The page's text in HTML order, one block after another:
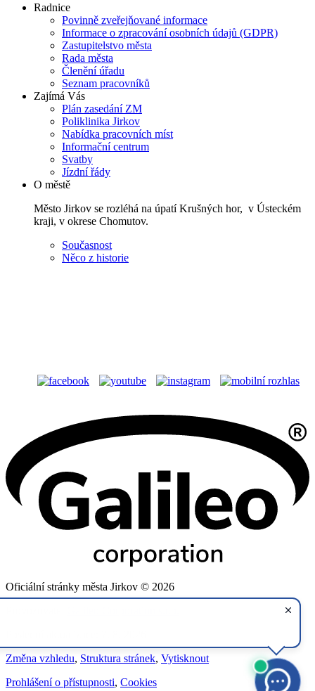
Radnice
Povinně zveřejňované informace
Informace o zpracování osobních údajů (GDPR)
Zastupitelstvo města
Rada města
Členění úřadu
Seznam pracovníků
Zajímá Vás
Plán zasedání ZM
Poliklinika Jirkov
Nabídka pracovních míst
Informační centrum
Svatby
Jízdní řády
O městě
Město Jirkov se rozléhá na úpatí Krušných hor, v Ústeckém
kraji, v okrese Chomutov.
Současnost
Něco z historie
Oficiální stránky města Jirkov © 2026
Změna vzhledu, Struktura stránek, Vytisknout
Prohlášení o přístupnosti, Cookies